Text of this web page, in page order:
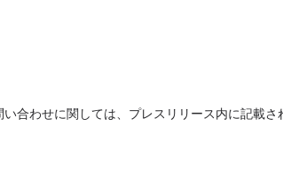
合わせに関しては、プレスリリース内に記載さ